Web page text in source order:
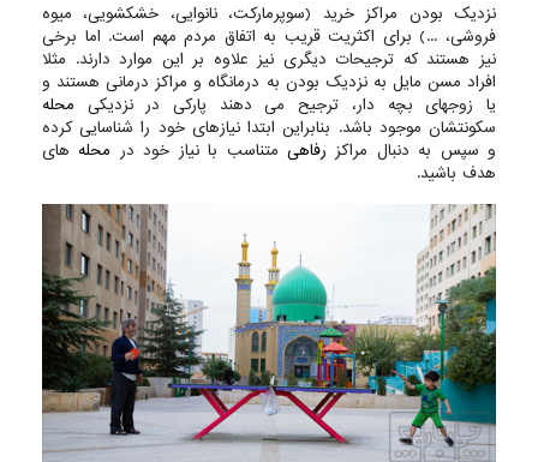
نزدیک بودن مراکز خرید (سوپرمارکت، نانوایی، خشکشویی، میوه
فروشی، ...) برای اکثریت قریب به اتفاق مردم مهم است. اما برخی
نیز هستند که ترجیحات دیگری نیز علاوه بر این موارد دارند. مثلا
افراد مسن مایل به نزدیک بودن به درمانگاه و مراکز درمانی هستند و
یا زوجهای بچه دار، ترجیح می دهند پارکی در نزدیکی محله
سکونتشان موجود باشد. بنابراین ابتدا نیازهای خود را شناسایی کرده
و سپس به دنبال مراکز رفاهی متناسب با نیاز خود در محله های
هدف باشید.